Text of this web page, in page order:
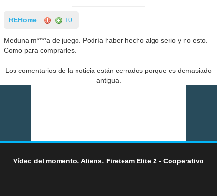
REHome +0
Meduna m****a de juego. Podría haber hecho algo serio y no esto.
Como para comprarles.
Los comentarios de la noticia están cerrados porque es demasiado
antigua.
Vídeo del momento: Aliens: Fireteam Elite 2 - Cooperativo